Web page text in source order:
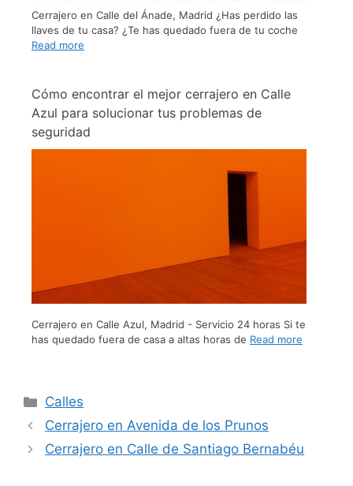
Cerrajero en Calle del Ánade, Madrid ¿Has perdido las
llaves de tu casa? ¿Te has quedado fuera de tu coche
Read more
Cómo encontrar el mejor cerrajero en Calle
Azul para solucionar tus problemas de
seguridad
Cerrajero en Calle Azul, Madrid - Servicio 24 horas Si te
has quedado fuera de casa a altas horas de Read more
Calles
Cerrajero en Avenida de los Prunos
Cerrajero en Calle de Santiago Bernabéu